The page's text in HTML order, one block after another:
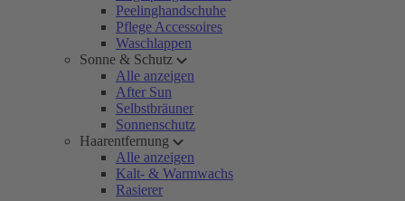
Peelinghandschuhe
Pflege Accessoires
Waschlappen
Sonne & Schutz
Alle anzeigen
After Sun
Selbstbräuner
Sonnenschutz
Haarentfernung
Alle anzeigen
Kalt- & Warmwachs
Rasierer